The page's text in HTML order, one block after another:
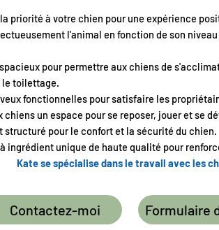
priorité à votre chien pour une expérience
l'animal en fonction de son
pour permettre aux chiens de
le toilettage.
fonctionnelles pour satisfaire les
chiens un espace pour se reposer, jouer et se
structuré pour le confort et la sécurité du chien.
ingrédient unique de haute qualité pour
Kate se spécialise dans le travail avec les
Contactez-moi Formulaire